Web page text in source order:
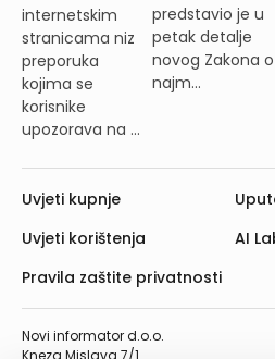
internetskim
stranicama niz
preporuka
kojima se
korisnike
upozorava na ...
predstavio je u
petak detalje
novog Zakona o
najm...
Novi informator d.o.o.
Kneza Mislava 7/1
Uvjeti kupnje
Uvjeti korištenja
Pravila zaštite privatnosti
AI